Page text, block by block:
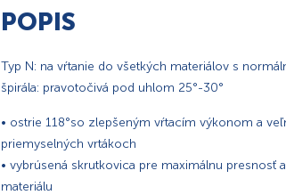
POPIS
Typ N: na vŕtanie do všetkých materiálov s
špirála: pravotočivá pod uhlom 25°-30°
• ostrie 118°so zlepšeným vŕtacím výkonom a
priemyselných vrtákoch
• vybrúsená skrutkovica pre maximálnu presnosť
materiálu